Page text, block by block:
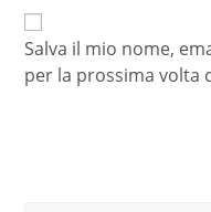
commentare
web
(facoltativo)
Salva il mio nome,
per la prossima volta